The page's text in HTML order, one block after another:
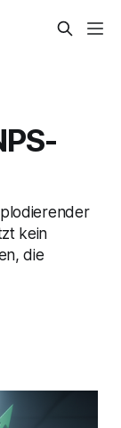
kein
die